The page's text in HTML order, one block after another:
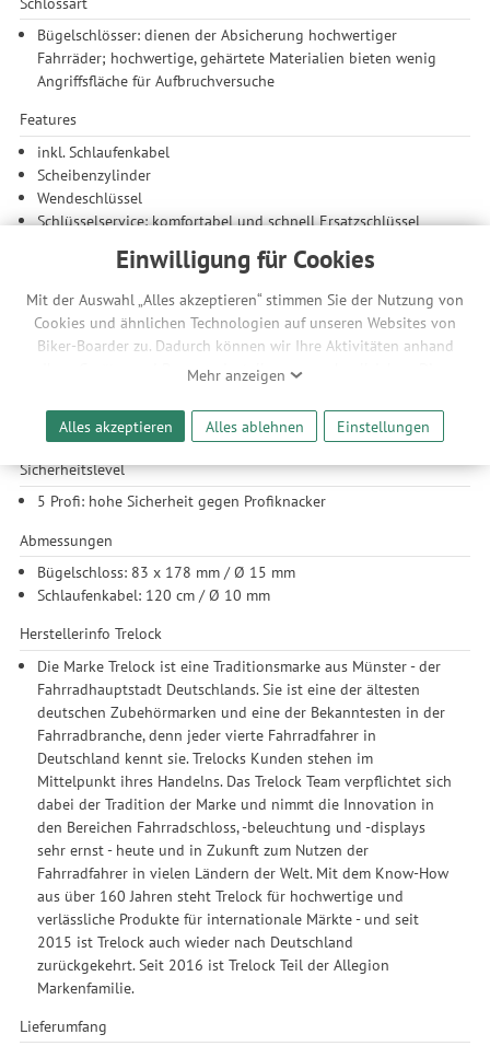
Einwilligung für Cookies
Mit der Auswahl „Alles akzeptieren“ stimmen Sie der Nutzung von
Cookies und ähnlichen Technologien auf unseren Websites von
Biker-Boarder zu. Dadurch können wir Ihre Aktivitäten anhand
Ihrer Geräte- und Browsereinstellungen nachvollziehen. Dies
Werbeanzeigen für Sie bereitzustellen sowie Funktionalitäten
unserer Website sicherzustellen und stetig zu verbessern. Dabei
werden Ihre Daten auch an Drittanbieter und Werbepartner
weitergegeben. Die Verarbeitung erfolgt ausschließlich zum
Zwecke der Einbindung von Streaming-Inhalten und der
Produktempfehlungen und nutzungsbasierter Werbung.
Informationen zu den einzelnen Funktionen, den Drittanbietern
und der Speicherdauer finden Sie unter Einstellungen. Diese
erforderlich und gilt, bis sie widerrufen wird. Sie können Ihre
Einwilligung unter Einstellungen lediglich für bestimmte
Drittanbieter erteilen und jederzeit für die Zukunft widerrufen.
Mehr anzeigen
Alles akzeptieren Alles ablehnen Einstellungen
Bügelschlösser: dienen der Absicherung hochwertiger
Fahrräder; hochwertige, gehärtete Materialien bieten wenig
Angriffsfläche für Aufbruchversuche
Features
inkl. Schlaufenkabel
Scheibenzylinder
Wendeschlüssel
Schlüsselservice: komfortabel und schnell Ersatzschlüssel
Schlüsselcode notwendig (nur auf dem Schlüssel vermerkt)
Material
inkl. ZB 401 Halter
Sicherheitslevel
5 Profi: hohe Sicherheit gegen Profiknacker
Abmessungen
Bügelschloss: 83 x 178 mm / Ø 15 mm
Schlaufenkabel: 120 cm / Ø 10 mm
Herstellerinfo Trelock
Die Marke Trelock ist eine Traditionsmarke aus Münster - der
Fahrradhauptstadt Deutschlands. Sie ist eine der ältesten
deutschen Zubehörmarken und eine der Bekanntesten in der
Fahrradbranche, denn jeder vierte Fahrradfahrer in
Deutschland kennt sie. Trelocks Kunden stehen im
Mittelpunkt ihres Handelns. Das Trelock Team verpflichtet sich
dabei der Tradition der Marke und nimmt die Innovation in
den Bereichen Fahrradschloss, -beleuchtung und -displays
sehr ernst - heute und in Zukunft zum Nutzen der
Fahrradfahrer in vielen Ländern der Welt. Mit dem Know-How
aus über 160 Jahren steht Trelock für hochwertige und
verlässliche Produkte für internationale Märkte - und seit
2015 ist Trelock auch wieder nach Deutschland
zurückgekehrt. Seit 2016 ist Trelock Teil der Allegion
Markenfamilie.
Lieferumfang